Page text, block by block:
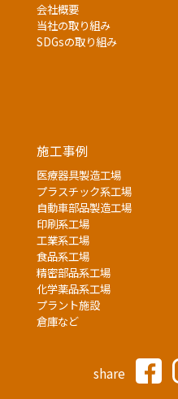
会社概要
当社の取り組み
SDGsの取り組み
施工事例
医療器具製造工場
プラスチック系工場
自動車部品製造工場
印刷系工場
工業系工場
食品系工場
精密部品系工場
化学薬品系工場
プラント施設
倉庫など
share